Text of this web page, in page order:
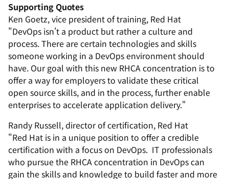
Supporting Quotes
Ken Goetz, vice president of training, Red Hat
"DevOps isn't a product but rather a culture and
process. There are certain technologies and skills
someone working in a DevOps environment should
have. Our goal with this new RHCA concentration is to
offer a way for employers to validate these critical
open source skills, and in the process, further enable
enterprises to accelerate application delivery."
Randy Russell, director of certification, Red Hat
"Red Hat is in a unique position to offer a credible
certification with a focus on DevOps. IT professionals
who pursue the RHCA concentration in DevOps can
gain the skills and knowledge to build faster and more